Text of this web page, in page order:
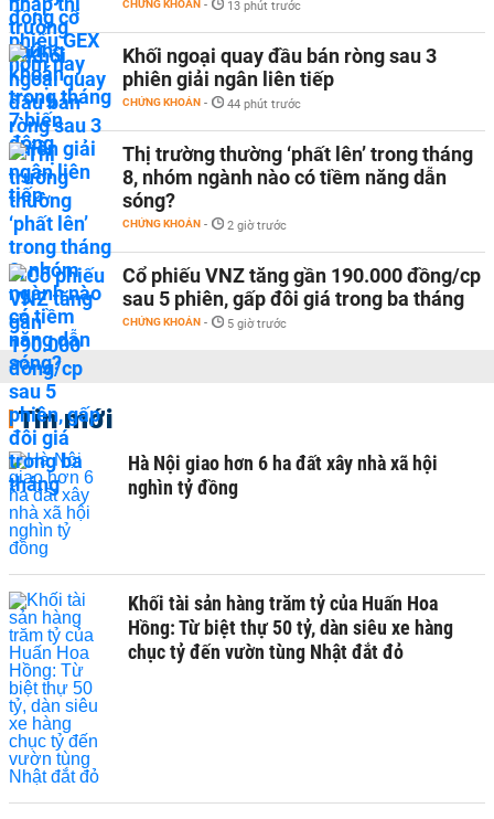
CHỨNG KHOÁN - 13 phút trước
Khối ngoại quay đầu bán ròng sau 3
phiên giải ngân liên tiếp
CHỨNG KHOÁN - 44 phút trước
Thị trường thường ‘phất lên’ trong tháng
8, nhóm ngành nào có tiềm năng dẫn
sóng?
CHỨNG KHOÁN - 2 giờ trước
Cổ phiếu VNZ tăng gần 190.000 đồng/cp
sau 5 phiên, gấp đôi giá trong ba tháng
CHỨNG KHOÁN - 5 giờ trước
Tin mới
Hà Nội giao hơn 6 ha đất xây nhà xã hội
nghìn tỷ đồng
Khối tài sản hàng trăm tỷ của Huấn Hoa
Hồng: Từ biệt thự 50 tỷ, dàn siêu xe hàng
chục tỷ đến vườn tùng Nhật đắt đỏ